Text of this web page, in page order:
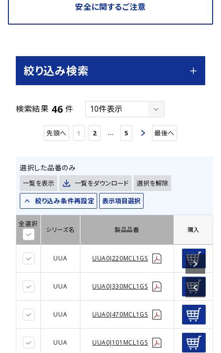
安全に関するご注意
絞り込み検索
検索結果 46 件
先頭へ 1 2 … 5 最後へ
選択した品番のみ
一覧を表示 一覧をダウンロード
選択を解除
絞り込み条件再設定
表示項目選択
全選択
シリーズ名 製品品番 購入
UUA UUA0J220MCL1GS
UUA UUA0J330MCL1GS
UUA UUA0J470MCL1GS
UUA UUA0J101MCL1GS